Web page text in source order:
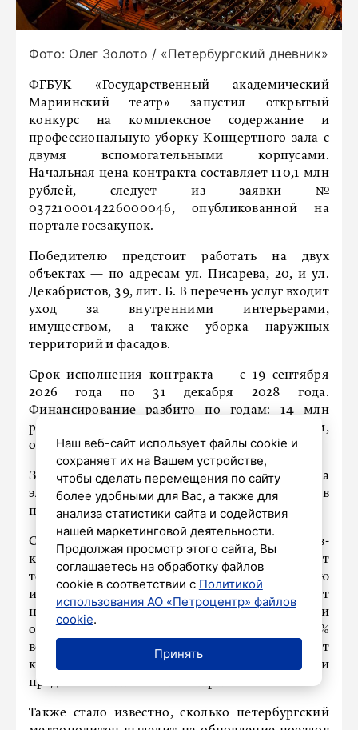
Фото: Олег Золото / «Петербургский дневник»
ФГБУК «Государственный академический
Мариинский театр» запустил открытый
конкурс на комплексное содержание и
профессиональную уборку Концертного зала с
двумя вспомогательными корпусами.
Начальная цена контракта составляет 110,1 млн
рублей, следует из заявки №
0372100014226000046, опубликованной на
портале госзакупок.
Победителю предстоит работать на двух
объектах — по адресам ул. Писарева, 20, и ул.
Декабристов, 39, лит. Б. В перечень услуг входит
уход за внутренними интерьерами,
имуществом, а также уборка наружных
территорий и фасадов.
Срок исполнения контракта — с 19 сентября
2026 года по 31 декабря 2028 года.
Финансирование разбито по годам: 14 млн
рублей — в 2026-м, 55 млн — в 2027-м,
оставшиеся 41,1 млн — в 2028-м.
Заявки принимаются до 24 августа на
электронной площадке АГЗ РТ. Итоги торгов
подведут 1 сентября.
Согласно постановлению №2571 от участников-
клинеров требуется подтверждённый опыт
техобслуживания зданий со стоимостью
исполненного договора не менее 20% от
начальной цены (то есть от 22 млн рублей). При
оценке заявок цена контракта получит 60%
веса, а оставшиеся 40% будут зависеть от
качества, функциональности и экологичности
предлагаемых клининговых решений.
Также стало известно, сколько петербургский
Наш веб-сайт использует файлы cookie и
сохраняет их на Вашем устройстве,
чтобы сделать перемещения по сайту
более удобными для Вас, а также для
анализа статистики сайта и содействия
нашей маркетинговой деятельности.
Продолжая просмотр этого сайта, Вы
соглашаетесь на обработку файлов
cookie в соответствии с Политикой
использования АО «Петроцентр» файлов
cookie.
Принять